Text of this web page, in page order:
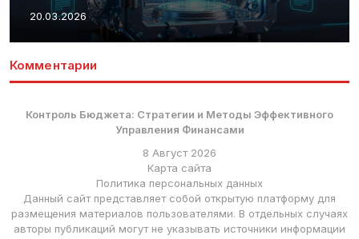
20.03.2026
Комментарии
Контроль Бюджета: Стратегии и Методы Эффективного
Управления Финансами
8 Август 2026
Карта сайта
Политика персональных данных
Данный сайт представляет собой открытую платформу для
размещения материалов пользователями. В отдельных случаях
авторы публикаций могут не указывать источники информации